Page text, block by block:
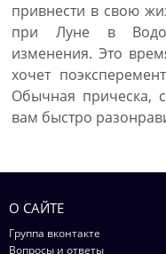
привнести в свою
при Луне в
изменения. Это
хочет
Обычная прическа,
вам быстро
О САЙТЕ
Группа вконтакте
Вопросы и ответы